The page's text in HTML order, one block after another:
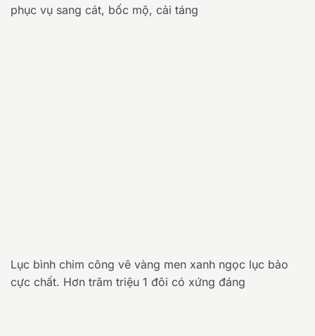
phục vụ sang cát, bốc mộ, cải táng
Lục bình chim công vẽ vàng men xanh ngọc lục bảo
cực chất. Hơn trăm triệu 1 đôi có xứng đáng